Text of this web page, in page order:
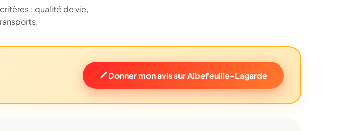
: qualité de vie,
Donner mon avis sur Albefeuille-Lagarde